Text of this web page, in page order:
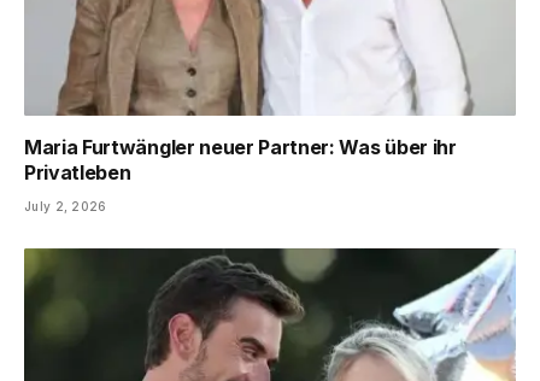
Maria Furtwängler neuer Partner: Was über ihr
Privatleben
July 2, 2026